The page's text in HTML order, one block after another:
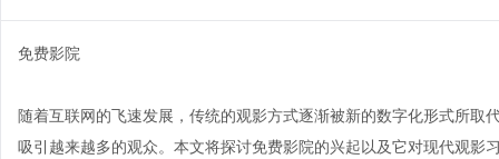
免费影院
随着互联网的飞速发展，传统的观影方式逐渐被新的数字化形式所
吸引越来越多的观众。本文将探讨免费影院的兴起以及它对现代观影